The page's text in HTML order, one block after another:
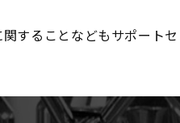
することなどもサポートセ